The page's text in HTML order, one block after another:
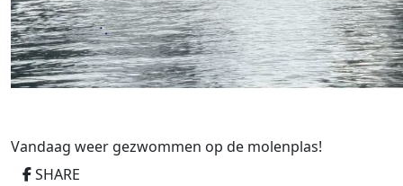
Vandaag weer gezwommen op de molenplas!
SHARE